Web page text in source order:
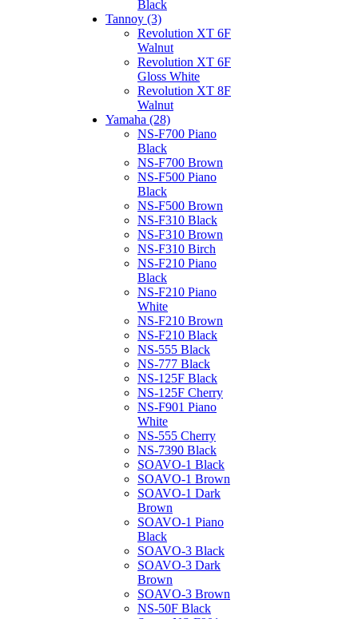
Black
Tannoy (3)
Revolution XT 6F
Walnut
Revolution XT 6F
Gloss White
Revolution XT 8F
Walnut
Yamaha (28)
NS-F700 Piano
Black
NS-F700 Brown
NS-F500 Piano
Black
NS-F500 Brown
NS-F310 Black
NS-F310 Brown
NS-F310 Birch
NS-F210 Piano
Black
NS-F210 Piano
White
NS-F210 Brown
NS-F210 Black
NS-555 Black
NS-777 Black
NS-125F Black
NS-125F Cherry
NS-F901 Piano
White
NS-555 Cherry
NS-7390 Black
SOAVO-1 Black
SOAVO-1 Brown
SOAVO-1 Dark
Brown
SOAVO-1 Piano
Black
SOAVO-3 Black
SOAVO-3 Dark
Brown
SOAVO-3 Brown
NS-50F Black